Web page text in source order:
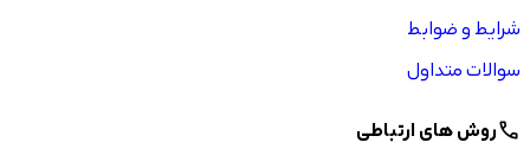
شرایط و ضوابط
سوالات متداول
callروش های ارتباطی